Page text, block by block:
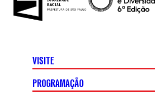
VISITE
PROGRAMAÇÃO